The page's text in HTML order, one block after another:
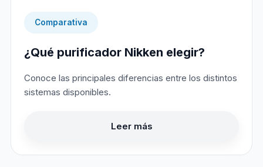
Comparativa
¿Qué purificador Nikken elegir?
Conoce las principales diferencias entre los distintos
sistemas disponibles.
Leer más